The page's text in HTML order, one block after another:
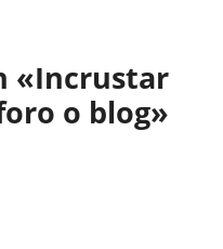
«Incrustar
o blog»